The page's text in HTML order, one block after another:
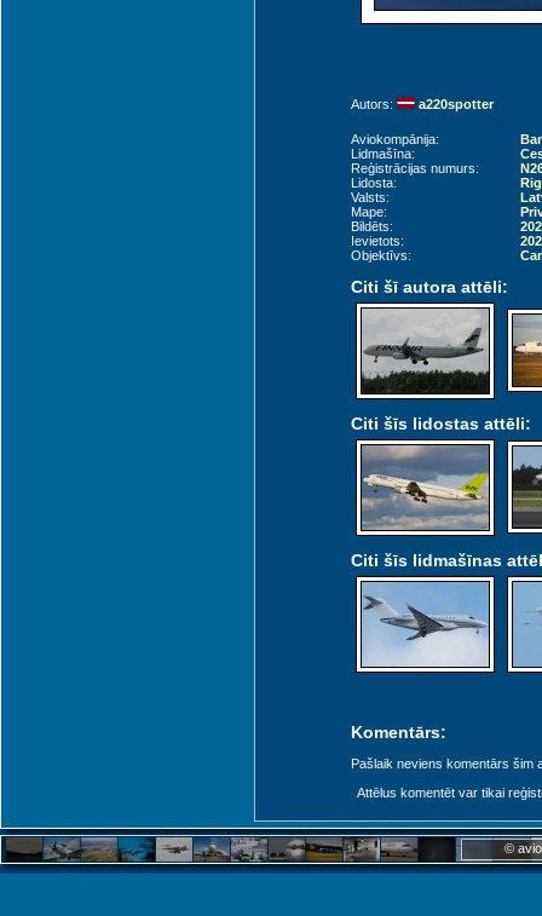
Autors: a220spotter
Aviokompānija:
Lidmašīna:
Reģistrācijas numurs:
Lidosta:
Valsts:
Mape:
Bildēts:
Ievietots:
Objektīvs:
Citi šī autora attēli:
Citi šīs lidostas attēli:
Citi šīs lidmašīnas
Komentārs:
Pašlaik neviens komentārs šim
Attēlus komentēt var tikai
©